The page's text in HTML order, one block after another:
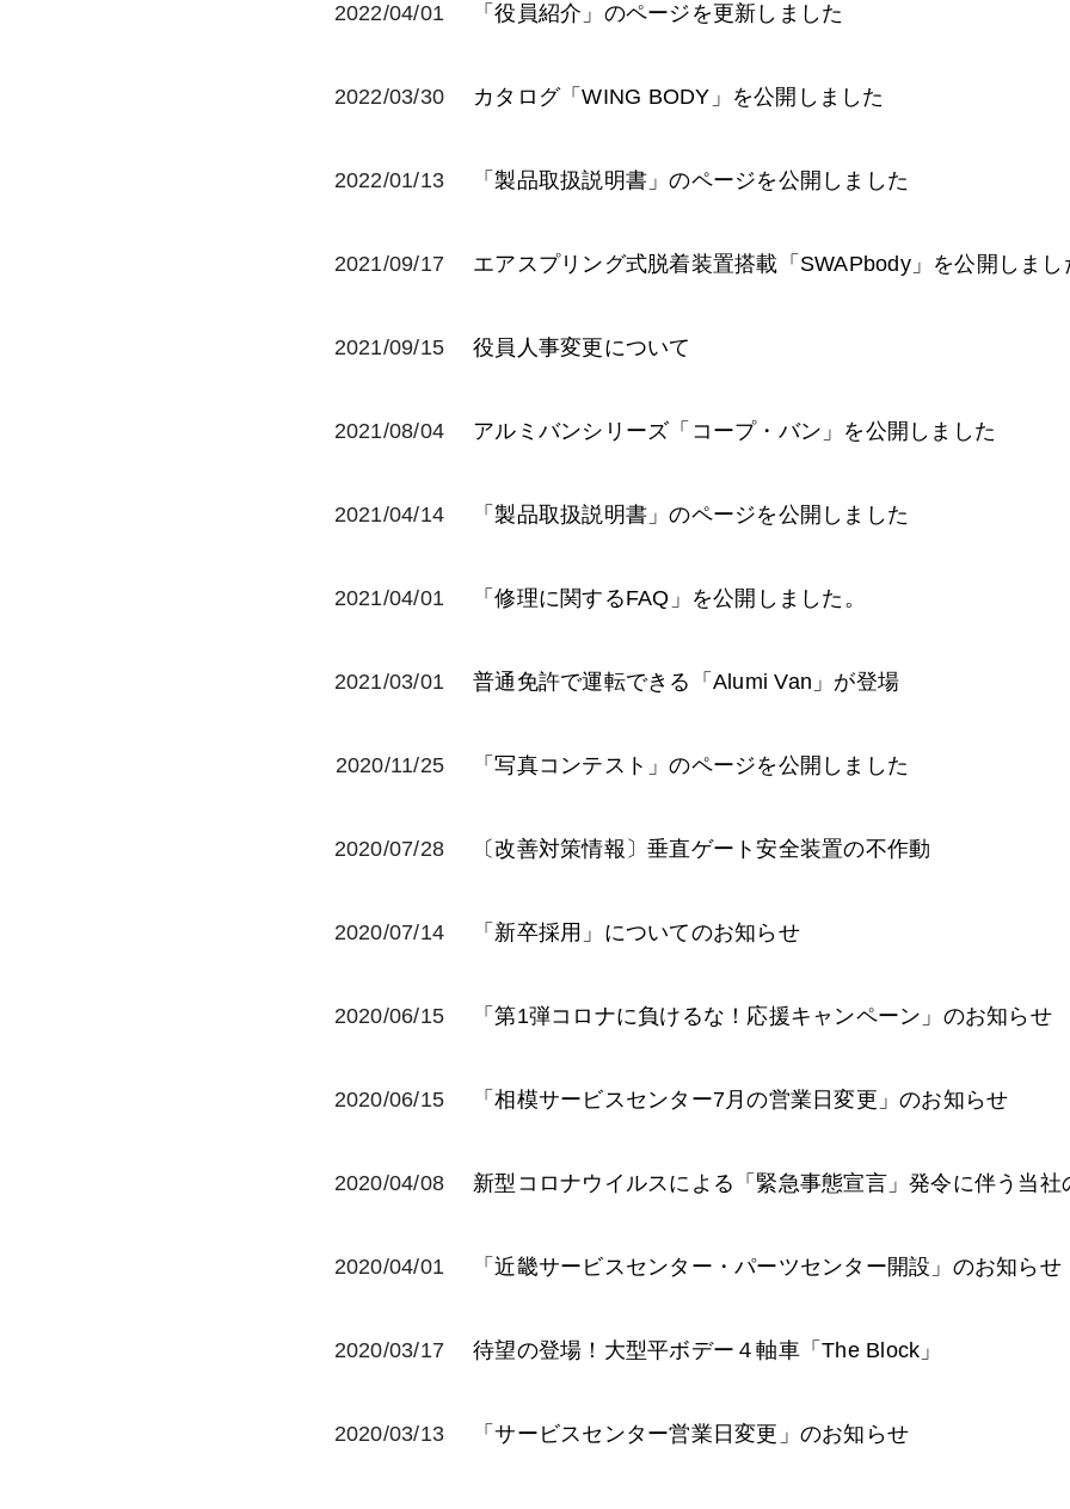
2022/04/01 「役員紹介」のページを更新しました
2022/03/30 カタログ「WING BODY」を公開しました
2022/01/13 「製品取扱説明書」のページを公開しました
2021/09/17 エアスプリング式脱着装置搭載「SWAPbody」を公開しまし
2021/09/15 役員人事変更について
2021/08/04 アルミバンシリーズ「コープ・バン」を公開しました
2021/04/14 「製品取扱説明書」のページを公開しました
2021/04/01 「修理に関するFAQ」を公開しました。
2021/03/01 普通免許で運転できる「Alumi Van」が登場
2020/11/25 「写真コンテスト」のページを公開しました
2020/07/28 〔改善対策情報〕垂直ゲート安全装置の不作動
2020/07/14 「新卒採用」についてのお知らせ
2020/06/15 「第1弾コロナに負けるな！応援キャンペーン」のお知らせ
2020/06/15 「相模サービスセンター7月の営業日変更」のお知らせ
2020/04/08 新型コロナウイルスによる「緊急事態宣言」発令に伴う当社
2020/04/01 「近畿サービスセンター・パーツセンター開設」のお知らせ
2020/03/17 待望の登場！大型平ボデー４軸車「The Block」
2020/03/13 「サービスセンター営業日変更」のお知らせ